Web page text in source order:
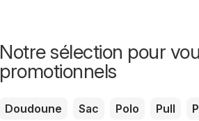
Notre sélection pour
promotionnels
Doudoune Sac Polo Pull